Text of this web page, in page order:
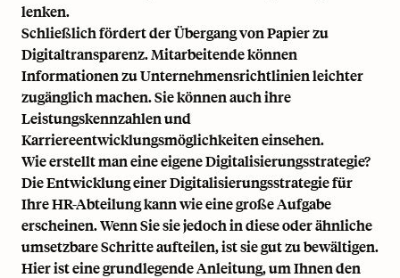
lenken.
Schließlich fördert der Übergang von Papier zu
Digitaltransparenz. Mitarbeitende können
Informationen zu Unternehmensrichtlinien leichter
zugänglich machen. Sie können auch ihre
Leistungskennzahlen und
Karriereentwicklungsmöglichkeiten einsehen.
Wie erstellt man eine eigene Digitalisierungsstrategie?
Die Entwicklung einer Digitalisierungsstrategie für
Ihre HR-Abteilung kann wie eine große Aufgabe
erscheinen. Wenn Sie sie jedoch in diese oder ähnliche
umsetzbare Schritte aufteilen, ist sie gut zu bewältigen.
Hier ist eine grundlegende Anleitung, um Ihnen den